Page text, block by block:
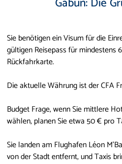
Sie benötigen ein Visum für die
gültigen Reisepass für mindestens
Rückfahrkarte.
Die aktuelle Währung ist der CFA
Budget Frage, wenn Sie mittlere
wählen, planen Sie etwa 50 € pro
Sie landen am Flughafen Léon
von der Stadt entfernt, und Taxis